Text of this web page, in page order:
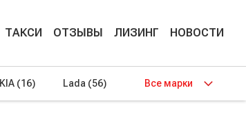
ТАКСИ ОТЗЫВЫ ЛИЗИНГ НОВОСТИ
KIA (16) Lada (56) Все марки